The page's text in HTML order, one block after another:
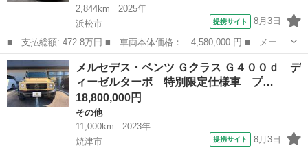
2,844km
2025年
浜松市
提携サイト 8月3日
■ 支払総額: 472.8万円 ■ 車両本体価格： 4,580,000 円 ■ メーカ
ー名： メルセデス・ベンツ ■ 車種名： ＧＬＢ ■ グレード
名： ＧＬＢ１８０ Ｆメモリー付パワーシート＆ヒーター レーダ
ーセーフティ...
静岡 浜松市 ベンツ（メルセデス）
メルセデス・ベンツ Ｇクラス Ｇ４００ｄ デ
ィーゼルターボ 特別限定仕様車 プ…
18,800,000円
その他
11,000km
2023年
焼津市
提携サイト 8月3日